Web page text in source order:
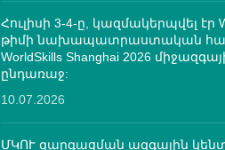
Հուլիսի 3-4-ը, կազմակերպվել էր
թիմի նախապատրաստական
WorldSkills Shanghai 2026
ընդառաջ:
10.07.2026
ՄԿՈՒ զարգացման ազգային